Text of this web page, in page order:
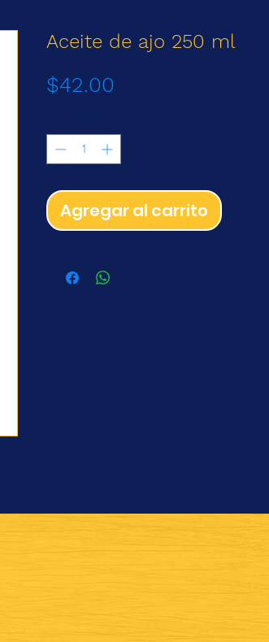
Aceite de ajo 250 ml
$42.00
Agregar al carrito